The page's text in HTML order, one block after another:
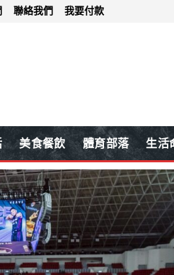
聯絡我們 我要付款
美食餐飲 體育部落 生活